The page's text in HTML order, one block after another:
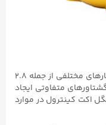
اکچویتورهای سینگل اکت کینترول با فشارهای مختلفی از جمله ۲.۸
،۳.۵ ،۳.۸ ،۴.۱ ،۴.۵ ،۴.۸ ،۵.۲ و ۵.۵ گشتاورهای متفاوتی ایجاد
اکت کینترول در موارد